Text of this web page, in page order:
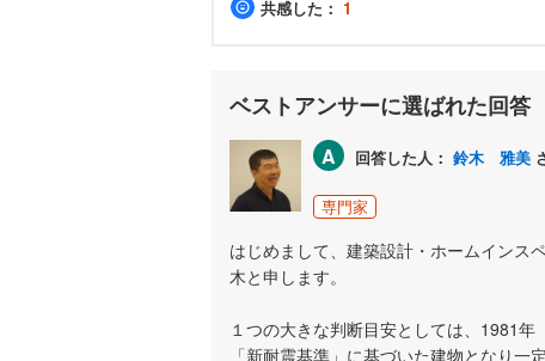
共感した： 1
ベストアンサーに選ばれた回答
A 回答した人： 鈴木 雅美
専門家
はじめまして、建築設計・ホームインス
木と申します。
１つの大きな判断目安としては、1981年
「新耐震基準」に基づいた建物となり一